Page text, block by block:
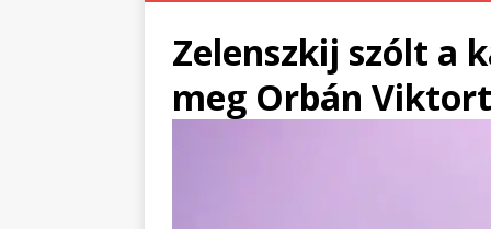
Zelenszkij szólt a
meg Orbán Viktort